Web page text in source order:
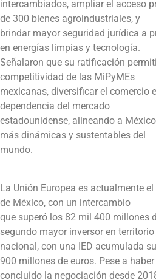
intercambiados, ampliar el acceso
de 300 bienes agroindustriales, y
brindar mayor seguridad jurídica a
en energías limpias y tecnología.
Señalaron que su ratificación
competitividad de las MiPyMEs
mexicanas, diversificar el comercio
dependencia del mercado
estadounidense, alineando a
más dinámicas y sustentables del
mundo.
La Unión Europea es actualmente
de México, con un intercambio
que superó los 82 mil 400 millones
segundo mayor inversor en territorio
nacional, con una IED acumulada
900 millones de euros. Pese a haber
concluido la negociación desde